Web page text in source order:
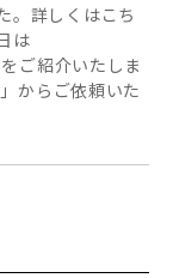
詳しくはこち
は
ご紹介いたしま
からご依頼いた